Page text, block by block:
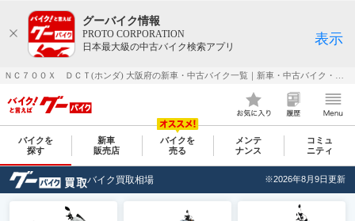
グーバイク情報
PROTO CORPORATION
日本最大級の中古バイク検索アプリ
表示
バイクを
探す
新車
販売店
バイクを
売る
メンテ
ナンス
コミュ
ニティ
バイク買取相場 ※2026年8月9日更新